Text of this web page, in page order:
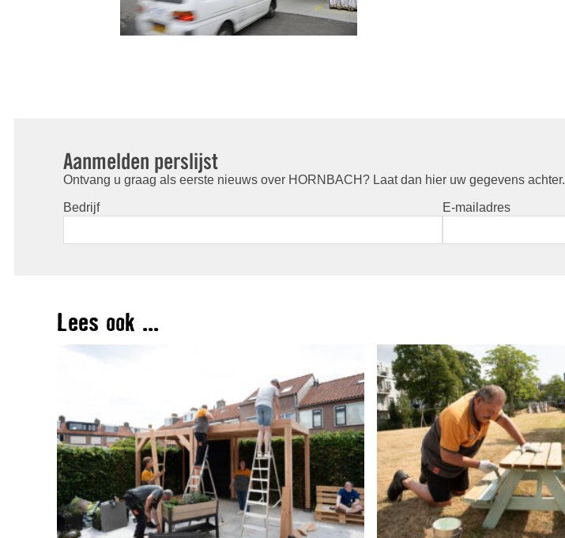
Aanmelden perslijst
Ontvang u graag als eerste nieuws over HORNBACH? Laat dan hier uw gegevens achter.
Bedrijf E-mailadres
Lees ook ...